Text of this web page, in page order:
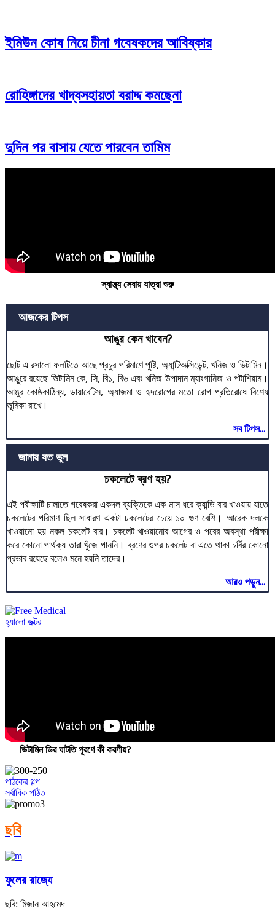
ইমিউন কোষ নিয়ে চীনা গবেষকদের আবিষ্কার
রোহিঙ্গাদের খাদ্যসহায়তা বরাদ্দ কমছেনা
দুদিন পর বাসায় যেতে পারবেন তামিম
স্বাস্থ্য সেবায় যাত্রা শুরু
আজকের টিপস
আঙুর কেন খাবেন?
ছোট এ রসালো ফলটিতে আছে প্রচুর পরিমাণে পুষ্টি, অ্যান্টিঅক্সিডেন্ট, খনিজ ও ভিটামিন।
আঙুরে রয়েছে ভিটামিন কে, সি, বি১, বি৬ এবং খনিজ উপাদান ম্যাংগানিজ ও পটাশিয়াম।
আঙুর কোষ্ঠকাঠিন্য, ডায়াবেটিস, অ্যাজমা ও হৃদরোগের মতো রোগ প্রতিরোধে বিশেষ
ভূমিকা রাখে।
সব টিপস...
জানায় যত ভুল
চকলেটে ব্রণ হয়?
এই পরীক্ষাটি চালাতে গবেষকরা একদল ব্যক্তিকে এক মাস ধরে ক্যান্ডি বার খাওয়ায় যাতে
চকলেটের পরিমাণ ছিল সাধারণ একটা চকলেটের চেয়ে ১০ গুণ বেশি। আরেক দলকে
খাওয়ানো হয় নকল চকলেট বার। চকলেট খাওয়ানোর আগের ও পরের অবস্থা পরীক্ষা
করে কোনো পার্থক্য তারা খুঁজে পাননি। ব্রণের ওপর চকলেট বা এতে থাকা চর্বির কোনো
প্রভাব রয়েছে বলেও মনে হয়নি তাদের।
আরও পড়ুন...
হ্যালো ডক্টর
ভিটামিন ডির ঘাটতি পূরণে কী করণীয়?
পাঠকের গল্প
সর্বাধিক পঠিত
ছবি
ফুলের রাজ্যে
ছবি: মিজান আহমেদ